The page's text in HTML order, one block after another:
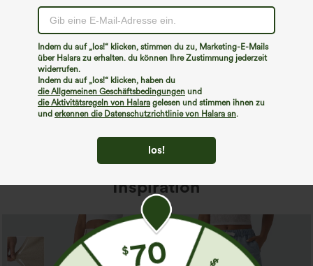
Indem du auf „los!“ klicken, stimmen du zu, Marketing-E-Mails
über Halara zu erhalten. du können Ihre Zustimmung jederzeit
widerrufen.
Indem du auf „los!“ klicken, haben du
die Allgemeinen Geschäftsbedingungen und
die Aktivitätsregeln von Halara gelesen und stimmen ihnen zu
und erkennen die Datenschutzrichtlinie von Halara an.
los!
Hoppla!
Wir können die von Ihnen gesuchte Seite nicht
finden.
Mehr einkaufen
Inspiration